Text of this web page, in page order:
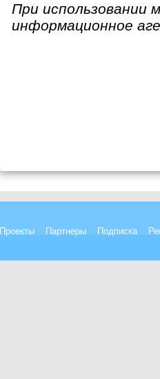
При использовании
информационное
Проекты Партнеры Подписка